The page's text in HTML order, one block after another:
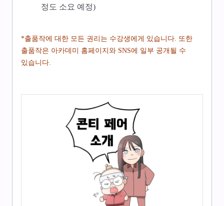
정도 소요 예정)
*출품작에 대한 모든 권리는 수강생에게 있습니다. 또한
출품작은 아카데미 홈페이지와 SNS에 일부 공개될 수
있습니다.